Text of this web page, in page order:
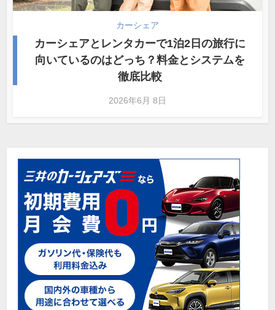
カーシェア
カーシェアとレンタカーで1泊2日の旅行に
向いているのはどっち？料金とシステムを
徹底比較
2026年6月 8日